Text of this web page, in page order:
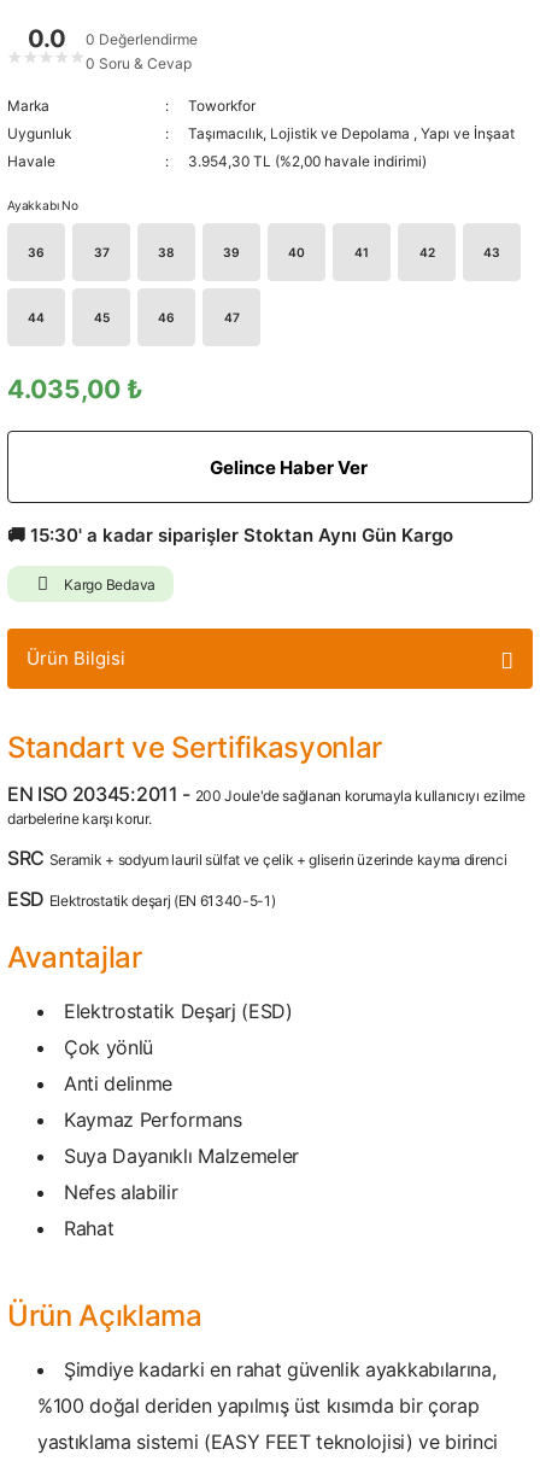
0.0
★ ★ ★ ★ ★
0 Değerlendirme
0 Soru & Cevap
Marka
Toworkfor
Uygunluk
Taşımacılık, Lojistik ve Depolama , Yapı ve İnşaat
Havale
3.954,30 TL (%2,00 havale indirimi)
Ayakkabı No
36 37 38 39 40 41 42 43
44 45 46 47
4.035,00 ₺
Gelince Haber Ver
🚚 15:30' a kadar siparişler Stoktan Aynı Gün Kargo
Kargo Bedava
Ürün Bilgisi
Standart ve Sertifikasyonlar
EN ISO 20345:2011 - 200 Joule'de sağlanan korumayla kullanıcıyı ezilme
darbelerine karşı korur.
SRC Seramik + sodyum lauril sülfat ve çelik + gliserin üzerinde kayma direnci
ESD Elektrostatik deşarj (EN 61340-5-1)
Avantajlar
Elektrostatik Deşarj (ESD)
Çok yönlü
Anti delinme
Kaymaz Performans
Suya Dayanıklı Malzemeler
Nefes alabilir
Rahat
Ürün Açıklama
Şimdiye kadarki en rahat güvenlik ayakkabılarına,
%100 doğal deriden yapılmış üst kısımda bir çorap
yastıklama sistemi (EASY FEET teknolojisi) ve birinci